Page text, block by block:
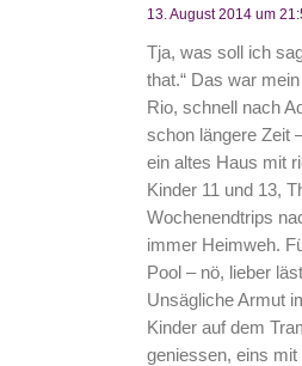
13. August 2014 um
Tja, was soll ich
that.“ Das war
Rio, schnell nach
schon längere Zeit
ein altes Haus mit
Kinder 11 und 13,
Wochenendtrips
immer Heimweh.
Pool – nö, lieber
Unsägliche Armut
Kinder auf dem
geniessen, eins